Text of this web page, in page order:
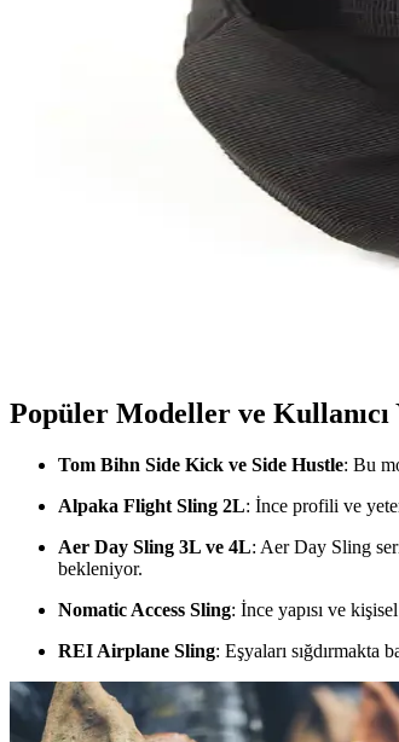
EDC için Sling ve Sırt Çantası
Sling ve sırt çantası kullanımı, eşyaların düzeni
Bullcaptain Erkek Deri Sling Çanta:
Bullcaptain erkek deri sling çanta, yüksek kaliteli
4.5 Litrelik Sling Çanta ve Gizli 18
4.5 litrelik sling çanta, gizli 18 litrelik sırt
Popüler Modeller ve Kullanıcı
Tom Bihn Side Kick ve Side Hustle: Bu
Alpaka Flight Sling 2L: İnce profili ve
Aer Day Sling 3L ve 4L: Aer Day Sling
bekleniyor.
Nomatic Access Sling: İnce yapısı ve
REI Airplane Sling: Eşyaları sığdırmakta